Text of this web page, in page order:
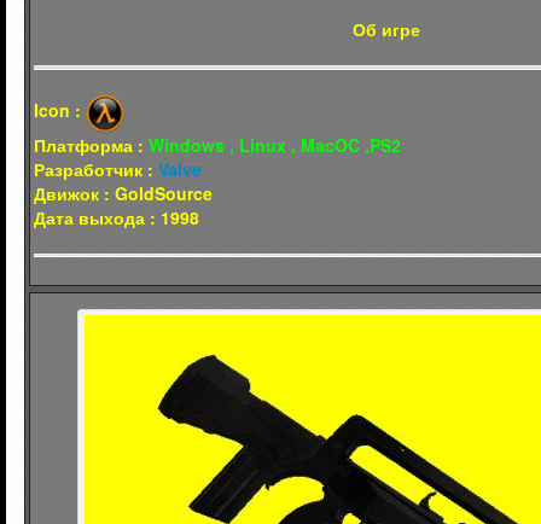
Об игре
Icon :
Платформа : Windows , Linux , MacOC ,PS2
Разработчик : Valve
Движок : GoldSource
Дата выхода : 1998